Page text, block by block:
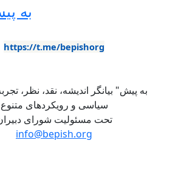
به
https://t.me/bepishorg
سیاسی و رویکردهای متنوع
تحت مسئولیت شورای
info@bepish.org